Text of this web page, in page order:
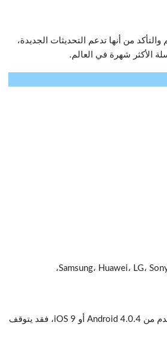
بفحص أجهزتهم والتأكد من أنها تدعم التحديثات الجديدة،
الأكثر شهرة في العالم.
مكنك معرفة ذلك من خلال التحقق من إصدار نظام التشغيل الخاص بجهازك في الإعدادات. إذا كان جهازك يعمل بإصدار أقدم من Android 4.0.4 أو iOS 9، فقد يتوقف